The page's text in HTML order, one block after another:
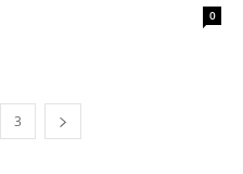
0
3